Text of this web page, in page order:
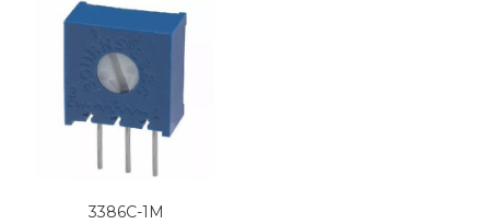
3386C-1M